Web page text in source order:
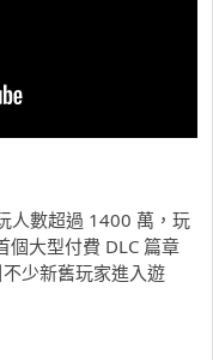
人數超過 1400 萬，玩
個大型付費 DLC 篇章
不少新舊玩家進入遊